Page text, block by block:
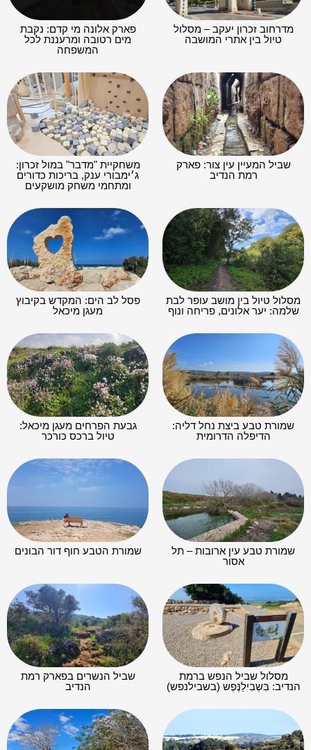
מדרחוב זכרון יעקב – מסלול
טיול בין אתרי המושבה
פארק אלונה מי קדם: נקבת
מים רטובה ומרעננת לכל
המשפחה
שביל המעיין עין צור: פארק
רמת הנדיב
משחקיית "מדבר" במול זכרון:
ג׳ימבורי ענק, בריכות כדורים
ומתחמי משחק מושקעים
מסלול טיול בין מושב עופר לבת
שלמה: יער אלונים, פריחה ונוף
פסל לב הים: המקדש בקיבוץ
מעגן מיכאל
שמורת טבע ביצת נחל דליה:
הדיפלה הדרומית
גבעת הפרחים מעגן מיכאל:
טיול ברכס כורכר
שמורת טבע עין ארובות – תל
אסור
שמורת הטבע חוף דור הבונים
מסלול שביל הנפש ברמת
הנדיב: בִּשְבִילַנֶּפֶש (בשבילנפש)
שביל הנשרים בפארק רמת
הנדיב